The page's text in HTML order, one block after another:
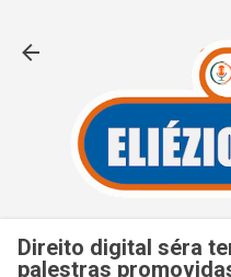
Direito digital séra
palestras